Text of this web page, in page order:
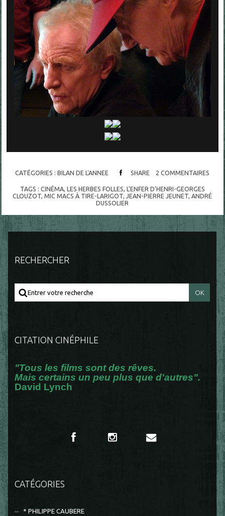
CATÉGORIES : BILAN DE L'ANNEE SHARE 2 COMMENTAIRES
TAGS : CINÉMA, LES HERBES FOLLES, L'ENFER D'HENRI-GEORGES
CLOUZOT,MIC MACS À TIRE-LARIGOT,JEAN-PIERRE JEUNET,ANDRÉ
DUSSOLIER
RECHERCHER
CITATION CINÉPHILE
"Tous les films sont des rêves.
Mais certains un peu plus que d'autres".
David Lynch
CATÉGORIES
* PHILIPPE CAUBERE